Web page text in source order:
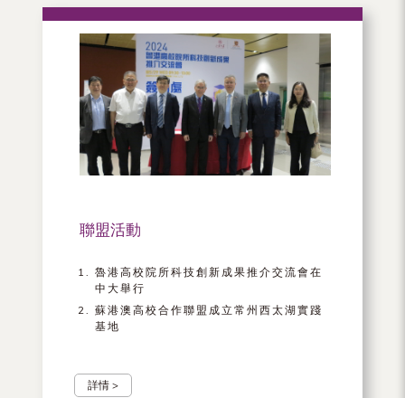
聯盟活動
魯港高校院所科技創新成果推介交流會在
中大舉行
蘇港澳高校合作聯盟成立常州西太湖實踐
基地
詳情 >